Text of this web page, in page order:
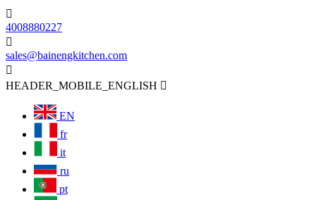

4008880227

sales@bainengkitchen.com

HEADER_MOBILE_ENGLISH 
EN
fr
it
ru
pt